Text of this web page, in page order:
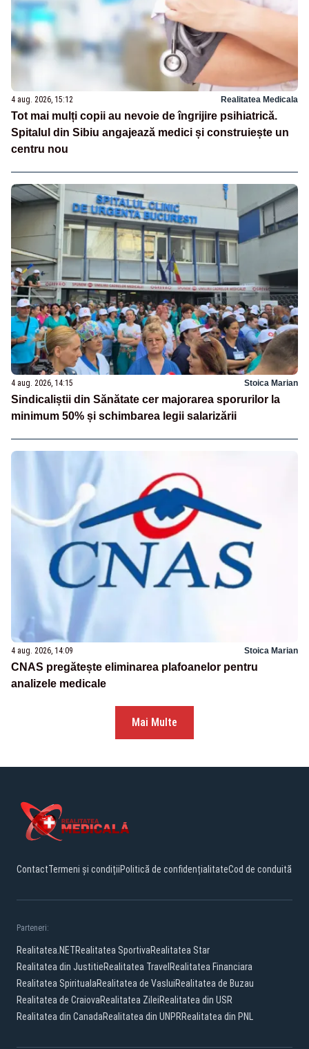
4 aug. 2026, 15:12 Realitatea Medicala
Tot mai mulți copii au nevoie de îngrijire psihiatrică.
Spitalul din Sibiu angajează medici și construiește un
centru nou
4 aug. 2026, 14:15 Stoica Marian
Sindicaliștii din Sănătate cer majorarea sporurilor la
minimum 50% și schimbarea legii salarizării
4 aug. 2026, 14:09 Stoica Marian
CNAS pregătește eliminarea plafoanelor pentru
analizele medicale
Mai Multe
ContactTermeni și condițiiPolitică de confidențialitateCod de conduită
Parteneri:
Realitatea.NETRealitatea SportivaRealitatea Star
Realitatea din JustitieRealitatea Travel Realitatea Financiara
Realitatea SpiritualaRealitatea de VasluiRealitatea de Buzau
Realitatea de CraiovaRealitatea ZileiRealitatea din USR
Realitatea din CanadaRealitatea din UNPRRealitatea din PNL